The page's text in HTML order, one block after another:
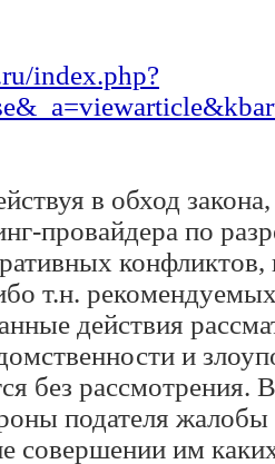
index.php?
в обход
провайдера по
конфликтов,
т.н.
действия
и
без рассмотрения.
подателя жалобы
совершении им